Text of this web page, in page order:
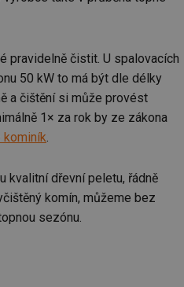
pravidelně čistit. U spalovacích
50 kW to má být dle délky
a čištění si může provést
1× za rok by ze zákona
kominík
kvalitní dřevní peletu, řádně
komín, můžeme bez
sezónu.